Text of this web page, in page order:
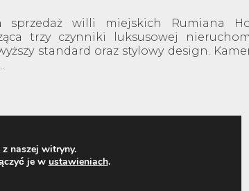
sprzedaż willi miejskich Rumiana
trzy czynniki luksusowej
standard oraz stylowy design.
naszej witryny.
je w ustawieniach.